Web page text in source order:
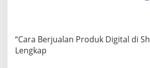
a
“Cara Berjualan Produk Digital di
Lengkap